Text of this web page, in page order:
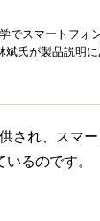
でスマートフォ
氏が製品説明に
され、スマ
るのです。